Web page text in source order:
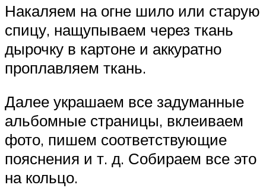
Накаляем на огне шило или старую
спицу, нащупываем через ткань
дырочку в картоне и аккуратно
проплавляем ткань.
Далее украшаем все задуманные
альбомные страницы, вклеиваем
фото, пишем соответствующие
пояснения и т. д. Собираем все это
на кольцо.